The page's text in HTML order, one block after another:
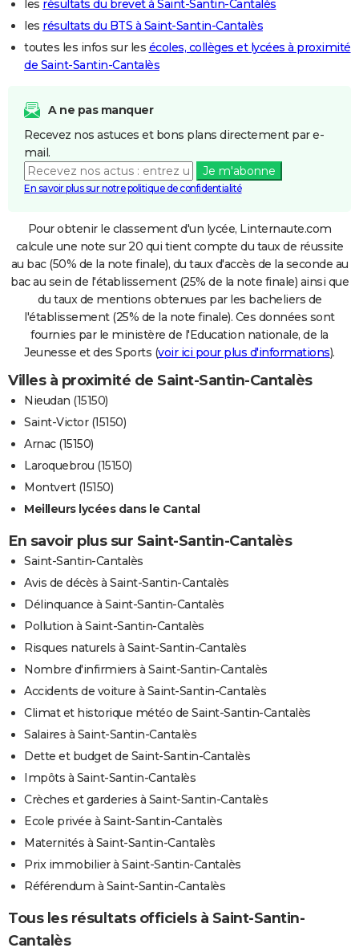
les résultats du brevet à Saint-Santin-Cantalès
les résultats du BTS à Saint-Santin-Cantalès
toutes les infos sur les écoles, collèges et lycées à proximité
de Saint-Santin-Cantalès
A ne pas manquer
Recevez nos astuces et bons plans directement par e-
mail.
Je m'abonne
En savoir plus sur notre politique de confidentialité
Pour obtenir le classement d'un lycée, Linternaute.com
calcule une note sur 20 qui tient compte du taux de réussite
au bac (50% de la note finale), du taux d'accès de la seconde au
bac au sein de l'établissement (25% de la note finale) ainsi que
du taux de mentions obtenues par les bacheliers de
l'établissement (25% de la note finale). Ces données sont
fournies par le ministère de l'Education nationale, de la
Jeunesse et des Sports (voir ici pour plus d'informations).
Villes à proximité de Saint-Santin-Cantalès
Nieudan (15150)
Saint-Victor (15150)
Arnac (15150)
Laroquebrou (15150)
Montvert (15150)
Meilleurs lycées dans le Cantal
En savoir plus sur Saint-Santin-Cantalès
Saint-Santin-Cantalès
Avis de décès à Saint-Santin-Cantalès
Délinquance à Saint-Santin-Cantalès
Pollution à Saint-Santin-Cantalès
Risques naturels à Saint-Santin-Cantalès
Nombre d'infirmiers à Saint-Santin-Cantalès
Accidents de voiture à Saint-Santin-Cantalès
Climat et historique météo de Saint-Santin-Cantalès
Salaires à Saint-Santin-Cantalès
Dette et budget de Saint-Santin-Cantalès
Impôts à Saint-Santin-Cantalès
Crèches et garderies à Saint-Santin-Cantalès
Ecole privée à Saint-Santin-Cantalès
Maternités à Saint-Santin-Cantalès
Prix immobilier à Saint-Santin-Cantalès
Référendum à Saint-Santin-Cantalès
Tous les résultats officiels à Saint-Santin-
Cantalès